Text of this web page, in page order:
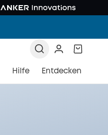
Hilfe Entdecken